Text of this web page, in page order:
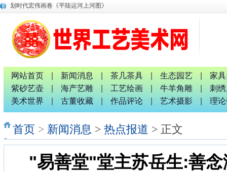
唐国宣采访中国退役军人书画家钟汉月先生
唐国宣 谢伟良等出席八桂孔雀宴开业盛典活动
唐国宣采访中华唐氏宗亲广西分会副秘书长唐金军
融水梦呜苗寨十九坡会震撼天地 苗族服装服饰靓人间
广西八一退役军人文工团：璀璨十截 军艺流芳 戎耀八桂
南宁市委统战部副部长、市工商联党组书记张献辉谆谆教诲
2026广西红色诗词歌舞文艺联欢晚会新闻发布会暨启动仪式
广西非物质文化遗产研究院院长唐正柱致辞
网站首页 新闻消息 茶几茶具 生态园艺
家
紫砂艺壶
海产艺雕 工艺绘画 牛羊角雕
刺
美术世界
古董收藏 作品评论 艺术摄影 理
首页 > 新闻消息 > 热点报道 > 正文
"易善堂"堂主苏岳生:善